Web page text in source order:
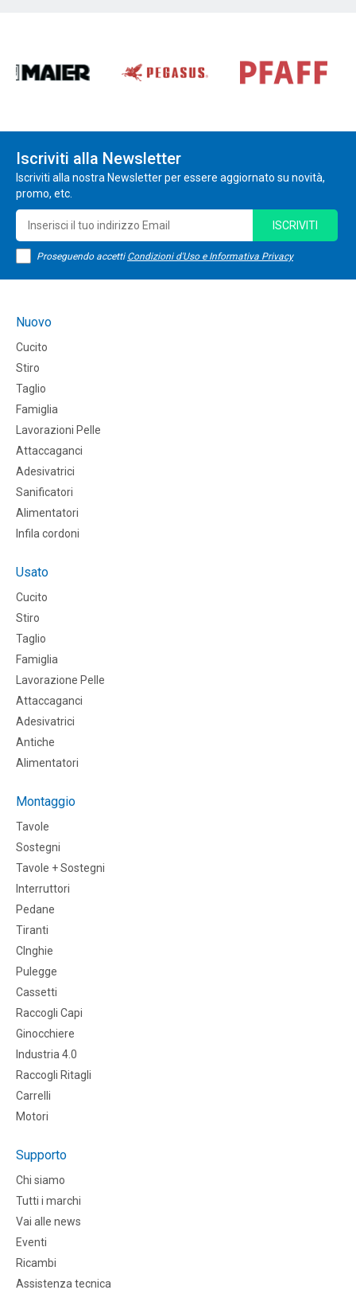
Iscriviti alla Newsletter
Iscriviti alla nostra Newsletter per essere aggiornato su novità,
promo, etc.
Proseguendo accetti Condizioni d'Uso e Informativa Privacy
ISCRIVITI
Nuovo
Cucito
Stiro
Taglio
Famiglia
Lavorazioni Pelle
Attaccaganci
Adesivatrici
Sanificatori
Alimentatori
Infila cordoni
Usato
Cucito
Stiro
Taglio
Famiglia
Lavorazione Pelle
Attaccaganci
Adesivatrici
Antiche
Alimentatori
Montaggio
Tavole
Sostegni
Tavole + Sostegni
Interruttori
Pedane
Tiranti
CInghie
Pulegge
Cassetti
Raccogli Capi
Ginocchiere
Industria 4.0
Raccogli Ritagli
Carrelli
Motori
Supporto
Chi siamo
Tutti i marchi
Vai alle news
Eventi
Ricambi
Assistenza tecnica